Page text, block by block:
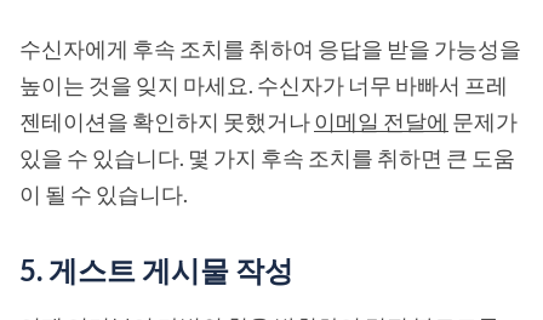
수신자에게 후속 조치를 취하여 응답을 받을 가능성을
높이는 것을 잊지 마세요. 수신자가 너무 바빠서 프레
젠테이션을 확인하지 못했거나이메일 전달에 문제가
있을 수 있습니다. 몇 가지 후속 조치를 취하면 큰 도움
이 될 수 있습니다.
5. 게스트 게시물 작성